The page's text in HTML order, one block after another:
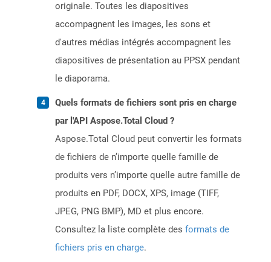
originale. Toutes les diapositives
accompagnent les images, les sons et
d'autres médias intégrés accompagnent les
diapositives de présentation au PPSX pendant
le diaporama.
Quels formats de fichiers sont pris en charge
par l'API Aspose.Total Cloud ?
Aspose.Total Cloud peut convertir les formats
de fichiers de n’importe quelle famille de
produits vers n’importe quelle autre famille de
produits en PDF, DOCX, XPS, image (TIFF,
JPEG, PNG BMP), MD et plus encore.
Consultez la liste complète des formats de
fichiers pris en charge.